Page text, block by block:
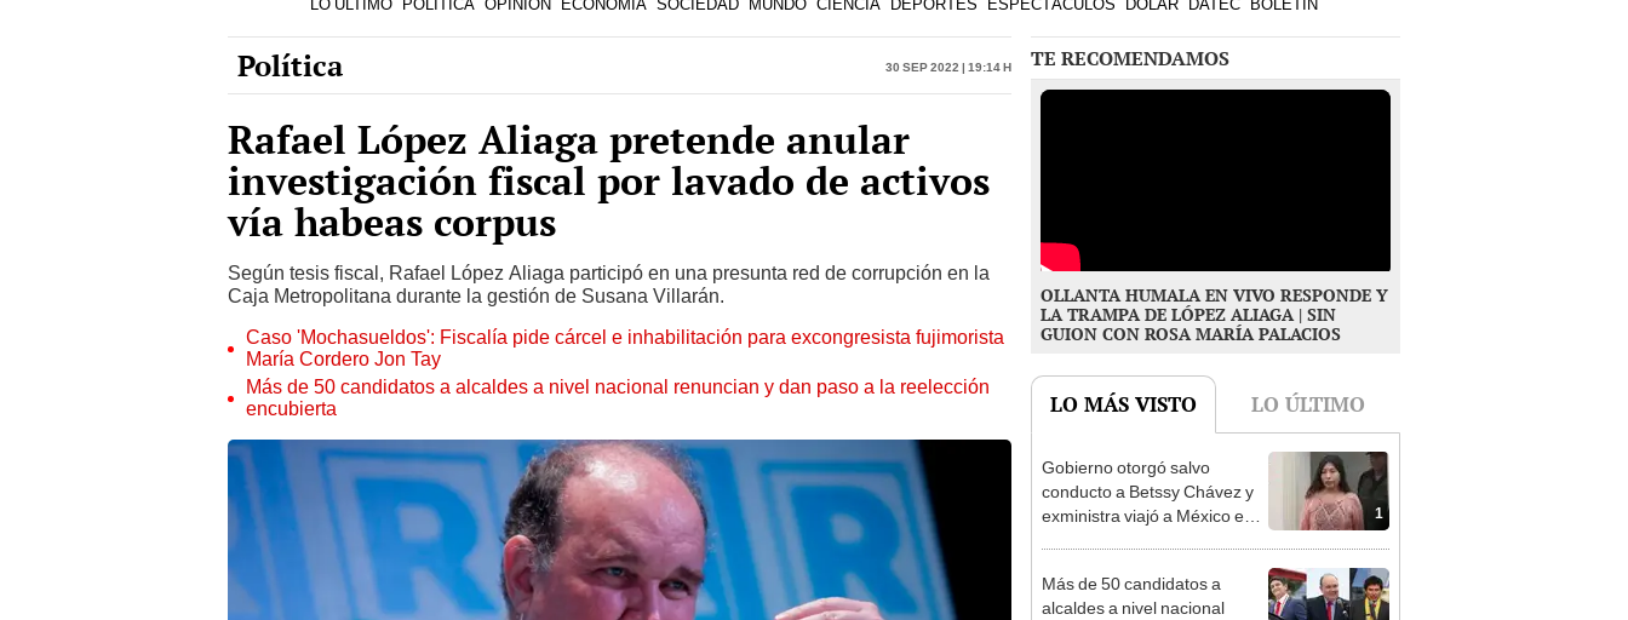
LO ÚLTIMO POLÍTICA OPINIÓN ECONOMÍA SOCIEDAD MUNDO CIENCIA DEPORTES ESPECTÁCULOS DÓLAR DATEC BOLETÍN
Política 30 Sep 2022 | 19:14 h
Rafael López Aliaga pretende anular
investigación fiscal por lavado de activos
vía habeas corpus
Según tesis fiscal, Rafael López Aliaga participó en una presunta red de corrupción en la
Caja Metropolitana durante la gestión de Susana Villarán.
Caso 'Mochasueldos': Fiscalía pide cárcel e inhabilitación para excongresista fujimorista
María Cordero Jon Tay
Más de 50 candidatos a alcaldes a nivel nacional renuncian y dan paso a la reelección
encubierta
TE RECOMENDAMOS
OLLANTA HUMALA EN VIVO RESPONDE Y
LA TRAMPA DE LÓPEZ ALIAGA | SIN
GUION CON ROSA MARÍA PALACIOS
LO MÁS VISTO LO ÚLTIMO
1
Gobierno otorgó salvo
conducto a Betssy Chávez y
exministra viajó a México en
Más de 50 candidatos a
alcaldes a nivel nacional